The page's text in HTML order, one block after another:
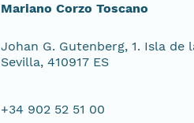
Mariano Corzo Toscano
Johan G. Gutenberg, 1. Isla de
Sevilla, 410917 ES
+34 902 52 51 00